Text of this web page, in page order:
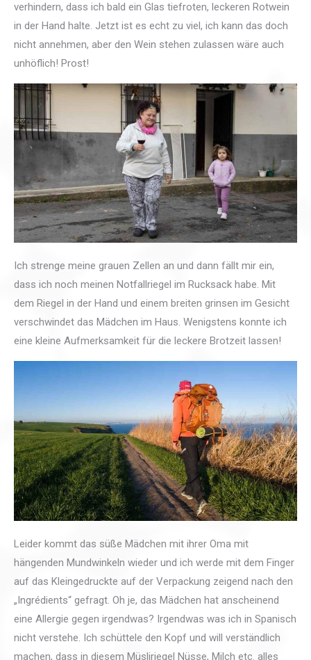
verhindern, dass ich bald ein Glas tiefroten, leckeren Rotwein
in der Hand halte. Jetzt ist es echt zu viel, ich kann das doch
nicht annehmen, aber den Wein stehen zulassen wäre auch
unhöflich! Prost!
Ich strenge meine grauen Zellen an und dann fällt mir ein,
dass ich noch meinen Notfallriegel im Rucksack habe. Mit
dem Riegel in der Hand und einem breiten grinsen im Gesicht
verschwindet das Mädchen im Haus. Wenigstens konnte ich
eine kleine Aufmerksamkeit für die leckere Brotzeit lassen!
Leider kommt das süße Mädchen mit ihrer Oma mit
hängenden Mundwinkeln wieder und ich werde mit dem Finger
auf das Kleingedruckte auf der Verpackung zeigend nach den
„Ingrédients“ gefragt. Oh je, das Mädchen hat anscheinend
eine Allergie gegen irgendwas? Irgendwas was ich in Spanisch
nicht verstehe. Ich schüttele den Kopf und will verständlich
machen, dass in diesem Müsliriegel Nüsse, Milch etc. alles